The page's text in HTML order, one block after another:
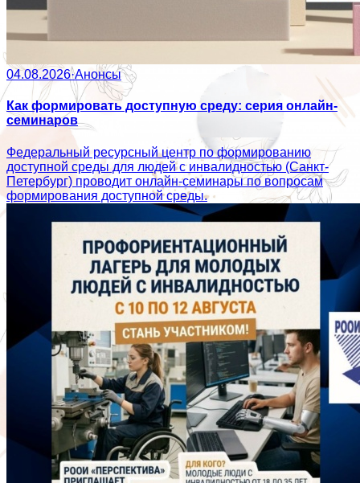
04.08.2026·Анонсы
Как формировать доступную среду: серия онлайн-
семинаров
Федеральный ресурсный центр по формированию
доступной среды для людей с инвалидностью (Санкт-
Петербург) проводит онлайн-семинары по вопросам
формирования доступной среды.